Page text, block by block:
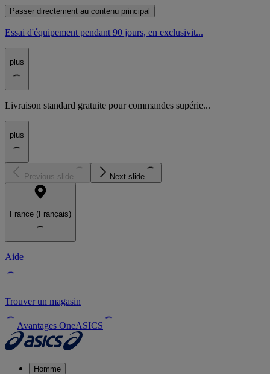
Passer directement au contenu principal
Essai d'équipement pendant 90 jours, en exclusivit...
plus
Livraison standard gratuite pour commandes supérie...
plus
Previous slide Next slide
France (Français)
Aide
Trouver un magasin
Avantages OneASICS
Homme